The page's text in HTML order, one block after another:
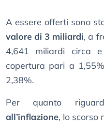
A essere offerti sono
valore di 3 miliardi, a
4,641 miliardi circa
copertura pari a
2,38%.
Per quanto
all’inflazione, lo scorso